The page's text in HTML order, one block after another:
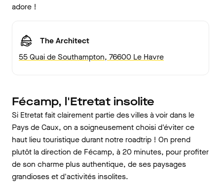
adore !
The Architect
55 Quai de Southampton, 76600 Le Havre
Fécamp, l'Etretat insolite
Si Etretat fait clairement partie des villes à voir dans le
Pays de Caux, on a soigneusement choisi d'éviter ce
haut lieu touristique durant notre roadtrip ! On prend
plutôt la direction de Fécamp, à 20 minutes, pour profiter
de son charme plus authentique, de ses paysages
grandioses et d'activités insolites.